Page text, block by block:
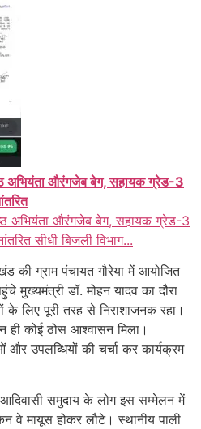
अभियंता औरंगजेब बेग, सहायक ग्रेड-3
अभियंता औरंगजेब बेग, सहायक ग्रेड-3
सीधी बिजली विभाग...
की ग्राम पंचायत गौरेया में आयोजित
मुख्यमंत्री डॉ. मोहन यादव का दौरा
के लिए पूरी तरह से निराशाजनक रहा।
ही कोई ठोस आश्वासन मिला।
उपलब्धियों की चर्चा कर कार्यक्रम
समुदाय के लोग इस सम्मेलन में
वे मायूस होकर लौटे। स्थानीय पाली